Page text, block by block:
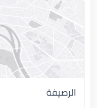
الرصيفة